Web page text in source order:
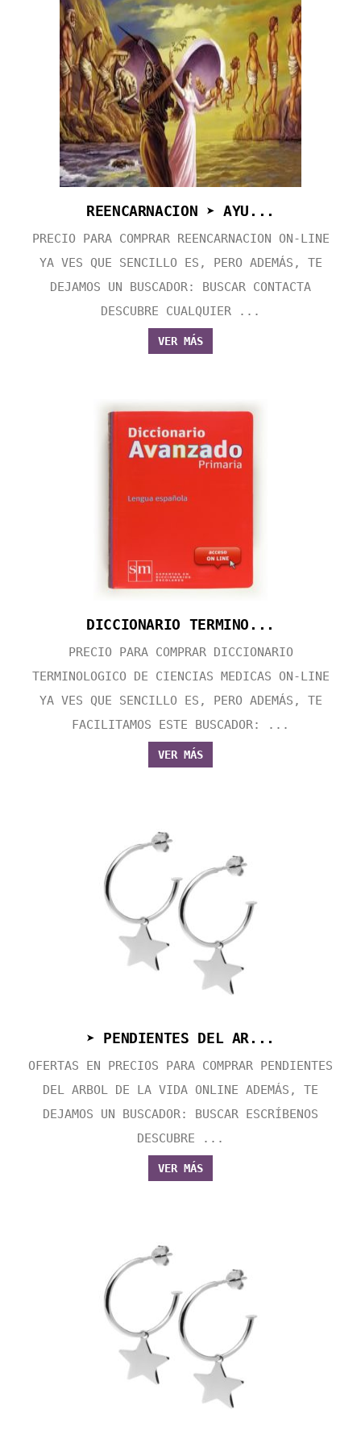
REENCARNACION ➤ AYU...
PRECIO PARA COMPRAR REENCARNACION ON-LINE
YA VES QUE SENCILLO ES, PERO ADEMÁS, TE
DEJAMOS UN BUSCADOR: BUSCAR CONTACTA
DESCUBRE CUALQUIER ...
VER MÁS
DICCIONARIO TERMINO...
PRECIO PARA COMPRAR DICCIONARIO
TERMINOLOGICO DE CIENCIAS MEDICAS ON-LINE
YA VES QUE SENCILLO ES, PERO ADEMÁS, TE
FACILITAMOS ESTE BUSCADOR: ...
VER MÁS
➤ PENDIENTES DEL AR...
OFERTAS EN PRECIOS PARA COMPRAR PENDIENTES
DEL ARBOL DE LA VIDA ONLINE ADEMÁS, TE
DEJAMOS UN BUSCADOR: BUSCAR ESCRÍBENOS
DESCUBRE ...
VER MÁS